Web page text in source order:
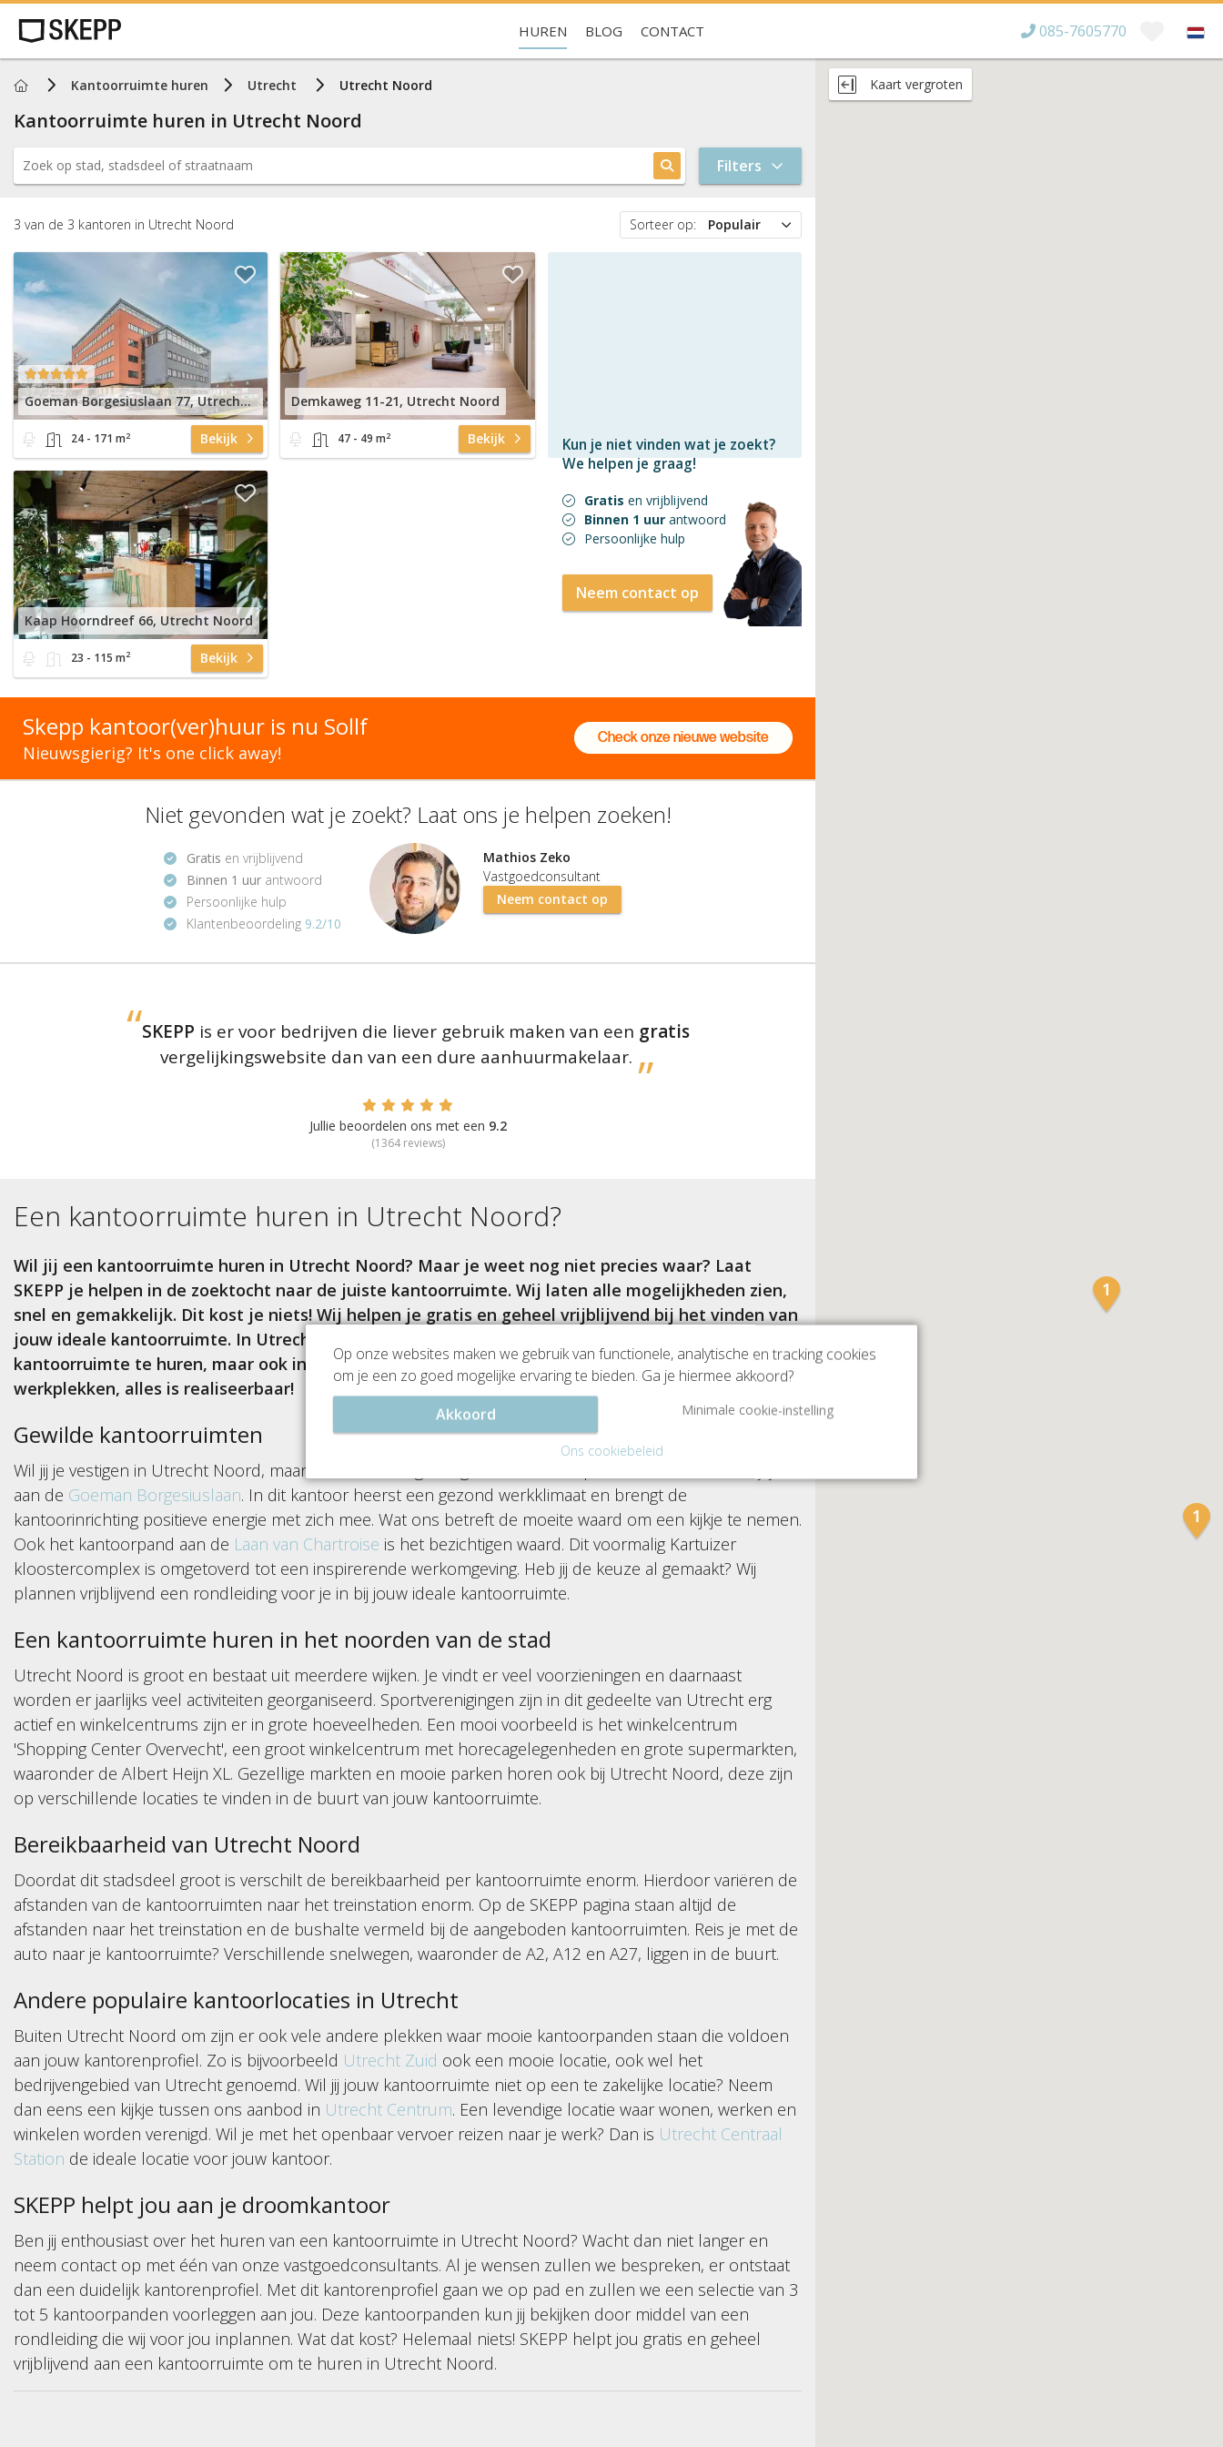
HUREN BLOG CONTACT 085-7605770
Bereikbaar tot
Home Kantoorruimte huren Utrecht Utrecht Noord
Kantoorruimte huren in Utrecht Noord
Filters
3 van de 3 kantoren in Utrecht Noord Sorteer op:
Populair
Populair
Goeman Borgesiuslaan 77, Utrecht Noord
24 - 171 m2 Bekijk
Demkaweg 11-21, Utrecht Noord
47 - 49 m2 Bekijk
Kun je niet vinden wat je zoekt?
We helpen je graag!
Gratis en vrijblijvend
Binnen 1 uur antwoord
Persoonlijke hulp
Neem contact op
Kaap Hoorndreef 66, Utrecht Noord
23 - 115 m2 Bekijk
Skepp kantoor(ver)huur is nu Sollf
Nieuwsgierig? It's one click away!
Check onze nieuwe website
Niet gevonden wat je zoekt? Laat ons je helpen zoeken!
Gratis en vrijblijvend
Binnen 1 uurantwoord
Persoonlijke hulp
Klantenbeoordeling 9.2/10
Mathios Zeko
Vastgoedconsultant
Neem contact op
SKEPP is er voor bedrijven die liever gebruik maken van een gratis
vergelijkingswebsite dan van een dure aanhuurmakelaar.
Jullie beoordelen ons met een 9.2
(1364reviews)
Een kantoorruimte huren in Utrecht Noord?
Wil jij een kantoorruimte huren in Utrecht Noord? Maar je weet nog niet precies waar? Laat
SKEPP je helpen in de zoektocht naar de juiste kantoorruimte. Wij laten alle mogelijkheden zien,
snel en gemakkelijk. Dit kost je niets! Wij helpen je gratis en geheel vrijblijvend bij het vinden van
jouw ideale kantoorruimte. In Utrecht Noord is het mogelijk om in de groene omgeving een
kantoorruimte te huren, maar ook in een rustige woonwijk. Kantoorruimten, kantoorkamers en
werkplekken, alles is realiseerbaar!
Gewilde kantoorruimten
Wil jij je vestigen in Utrecht Noord, maar rest alleen nog een geschikt kantoorpand? Neem dan een kijkje
aan de Goeman Borgesiuslaan. In dit kantoor heerst een gezond werkklimaat en brengt de
kantoorinrichting positieve energie met zich mee. Wat ons betreft de moeite waard om een kijkje te nemen.
Ook het kantoorpand aan de Laan van Chartroise is het bezichtigen waard. Dit voormalig Kartuizer
kloostercomplex is omgetoverd tot een inspirerende werkomgeving. Heb jij de keuze al gemaakt? Wij
plannen vrijblijvend een rondleiding voor je in bij jouw ideale kantoorruimte.
Een kantoorruimte huren in het noorden van de stad
Utrecht Noord is groot en bestaat uit meerdere wijken. Je vindt er veel voorzieningen en daarnaast
worden er jaarlijks veel activiteiten georganiseerd. Sportverenigingen zijn in dit gedeelte van Utrecht erg
actief en winkelcentrums zijn er in grote hoeveelheden. Een mooi voorbeeld is het winkelcentrum
'Shopping Center Overvecht', een groot winkelcentrum met horecagelegenheden en grote supermarkten,
waaronder de Albert Heijn XL. Gezellige markten en mooie parken horen ook bij Utrecht Noord, deze zijn
op verschillende locaties te vinden in de buurt van jouw kantoorruimte.
Bereikbaarheid van Utrecht Noord
Doordat dit stadsdeel groot is verschilt de bereikbaarheid per kantoorruimte enorm. Hierdoor variëren de
afstanden van de kantoorruimten naar het treinstation enorm. Op de SKEPP pagina staan altijd de
afstanden naar het treinstation en de bushalte vermeld bij de aangeboden kantoorruimten. Reis je met de
auto naar je kantoorruimte? Verschillende snelwegen, waaronder de A2, A12 en A27, liggen in de buurt.
Andere populaire kantoorlocaties in Utrecht
Buiten Utrecht Noord om zijn er ook vele andere plekken waar mooie kantoorpanden staan die voldoen
aan jouw kantorenprofiel. Zo is bijvoorbeeld Utrecht Zuid ook een mooie locatie, ook wel het
bedrijvengebied van Utrecht genoemd. Wil jij jouw kantoorruimte niet op een te zakelijke locatie? Neem
dan eens een kijkje tussen ons aanbod in Utrecht Centrum. Een levendige locatie waar wonen, werken en
winkelen worden verenigd. Wil je met het openbaar vervoer reizen naar je werk? Dan is Utrecht Centraal
Station de ideale locatie voor jouw kantoor.
SKEPP helpt jou aan je droomkantoor
Ben jij enthousiast over het huren van een kantoorruimte in Utrecht Noord? Wacht dan niet langer en
neem contact op met één van onze vastgoedconsultants. Al je wensen zullen we bespreken, er ontstaat
dan een duidelijk kantorenprofiel. Met dit kantorenprofiel gaan we op pad en zullen we een selectie van 3
tot 5 kantoorpanden voorleggen aan jou. Deze kantoorpanden kun jij bekijken door middel van een
rondleiding die wij voor jou inplannen. Wat dat kost? Helemaal niets! SKEPP helpt jou gratis en geheel
vrijblijvend aan een kantoorruimte om te huren in Utrecht Noord.
Kaart vergroten
Op onze websites maken we gebruik van functionele, analytische en tracking cookies
om je een zo goed mogelijke ervaring te bieden. Ga je hiermee akkoord?
Akkoord
Minimale cookie-instelling
Ons cookiebeleid